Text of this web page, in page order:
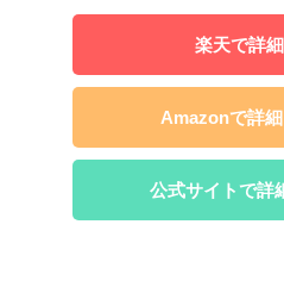
楽天で詳
Amazonで詳
公式サイトで詳